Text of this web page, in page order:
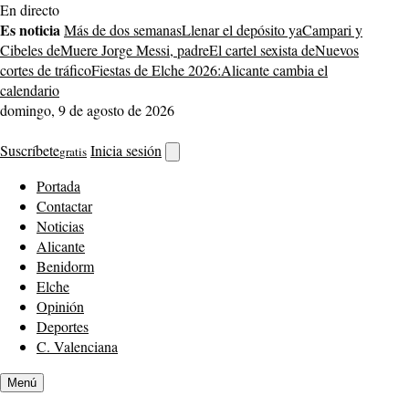
Saltar
al
contenido
En directo
Es noticiaMás de dos semanasLlenar el depósito yaCampari y
Cibeles deMuere Jorge Messi, padreEl cartel sexista deNuevos
cortes de tráficoFiestas de Elche 2026:Alicante cambia el
calendario
domingo, 9 de agosto de 2026
Suscríbetegratis Inicia sesión
buscador
Portada
Contactar
Noticias
Alicante
Benidorm
Elche
Opinión
Deportes
C. Valenciana
Menú